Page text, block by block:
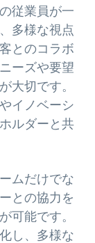
従業員が一
多様な視点
とのコラボ
ーズや要望
大切です。
イノベーシ
ルダーと共
ムだけでな
との協力を
可能です。
し、多様な